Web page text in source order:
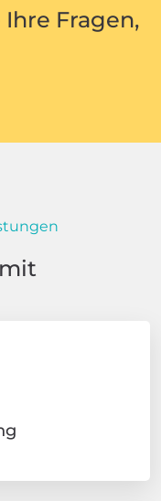
Fragen,